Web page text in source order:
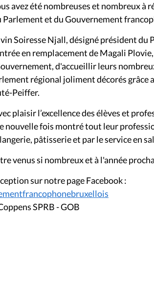
avez été nombreuses et nombreux
Parlement et du Gouvernement
Soiresse Njall, désigné président du
en remplacement de Magali
d'accueillir leurs
régional joliment décorés grâce
Peiffer.
plaisir l’excellence des élèves et
nouvelle fois montré tout leur
pâtisserie et par le service en
venus si nombreux et à l'année
sur notre page Facebook :
SPRB - GOB